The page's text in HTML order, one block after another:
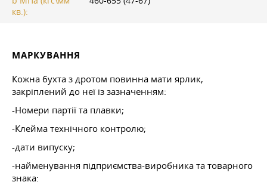
кв.):
МАРКУВАННЯ
Кожна бухта з дротом повинна мати ярлик,
закріплений до неї із зазначенням:
-Номери партії та плавки;
-Клейма технічного контролю;
-дати випуску;
-найменування підприємства-виробника та товарного
знака: